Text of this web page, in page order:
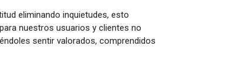
eliminando inquietudes, esto
nuestros usuarios y clientes no
sentir valorados, comprendidos